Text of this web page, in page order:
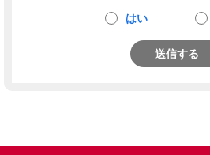
はい
送信する